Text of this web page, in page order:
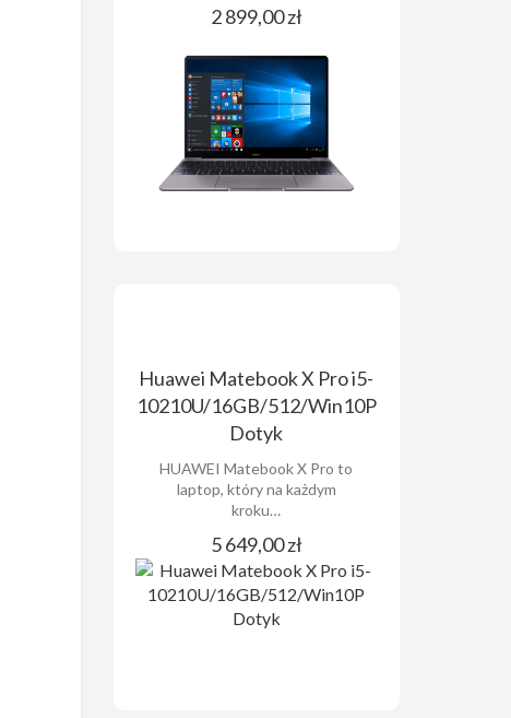
2 899,00 zł
Huawei Matebook X Pro i5-
10210U/16GB/512/Win10P
Dotyk
HUAWEI Matebook X Pro to
laptop, który na każdym
kroku…
5 649,00 zł